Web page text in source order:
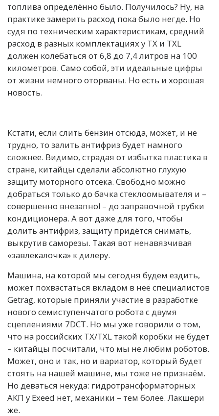
топлива определённо было. Получилось? Ну, на
практике замерить расход пока было негде. Но
судя по техническим характеристикам, средний
расход в разных комплектациях у TX и TXL
должен колебаться от 6,8 до 7,4 литров на 100
километров. Само собой, эти идеальные цифры
от жизни немного оторваны. Но есть и хорошая
новость.
Кстати, если слить бензин отсюда, может, и не
трудно, то залить антифриз будет намного
сложнее. Видимо, страдая от избытка пластика в
стране, китайцы сделали абсолютно глухую
защиту моторного отсека. Свободно можно
добраться только до бачка стеклоомывателя и –
совершенно внезапно! – до заправочной трубки
кондиционера. А вот даже для того, чтобы
долить антифриз, защиту придётся снимать,
выкрутив саморезы. Такая вот ненавязчивая
«завлекалочка» к дилеру.
Машина, на которой мы сегодня будем ездить,
может похвастаться вкладом в неё специалистов
Getrag, которые приняли участие в разработке
нового семиступенчатого робота с двумя
сцеплениями 7DCT. Но мы уже говорили о том,
что на российских TX/TXL такой коробки не будет
– китайцы посчитали, что мы не любим роботов.
Может, оно и так, но и вариатор, который будет
стоять на нашей машине, мы тоже не признаём.
Но деваться некуда: гидротрансформаторных
АКП у Exeed нет, механики – тем более. Лакшери
же.